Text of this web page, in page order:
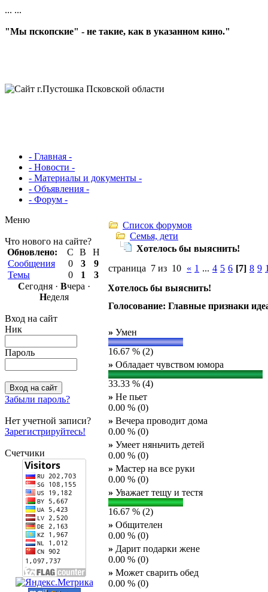
... ...
"Мы пскопские" - не такие, как в указанном кино."
- Главная -
- Новости -
- Материалы и документы -
- Объявления -
- Форум -
Меню
Что нового на сайте?
Обновлено:
С В
Н
Сообщения
0 3
9
Темы
0 1
3
Сегодня · Вчера ·
Неделя
Вход на сайт
Ник
Пароль
Забыли пароль?
Нет учетной записи?
Зарегистрируйтесь!
Счетчики
Список форумов
Семья, дети
Хотелось бы выяснить!
страница 7 из 10 « 1 ... 4 5 6 [7] 8 9
Хотелось бы выяснить!
Голосование: Главные признаки
» Умен
16.67 % (2)
» Обладает чувством юмора
33.33 % (4)
» Не пьет
0.00 % (0)
» Вечера проводит дома
0.00 % (0)
» Умеет няньчить детей
0.00 % (0)
» Мастер на все руки
0.00 % (0)
» Уважает тещу и тестя
16.67 % (2)
» Общителен
0.00 % (0)
» Дарит подарки жене
0.00 % (0)
» Может сварить обед
0.00 % (0)